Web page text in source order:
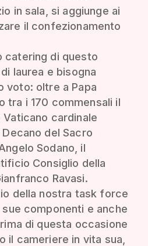
in sala, si aggiunge ai
il confezionamento
catering di questo
laurea e bisogna
voto: oltre a Papa
tra i 170 commensali il
cardinale
del Sacro
Sodano, il
Consiglio della
Ravasi.
della nostra task force
componenti e anche
di questa occasione
il cameriere in vita sua,